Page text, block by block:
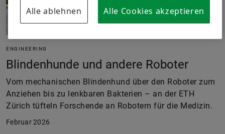
ENGINEERING
Blindenhunde und andere Roboter
Vom mechanischen Blindenhund über den Roboter zum
Anziehen bis zu lenkbaren Bakterien – an der ETH
Zürich tüfteln Forschende an Robotern für die Medizin.
Februar 2026
Alle ablehnen Alle Cookies akzeptieren